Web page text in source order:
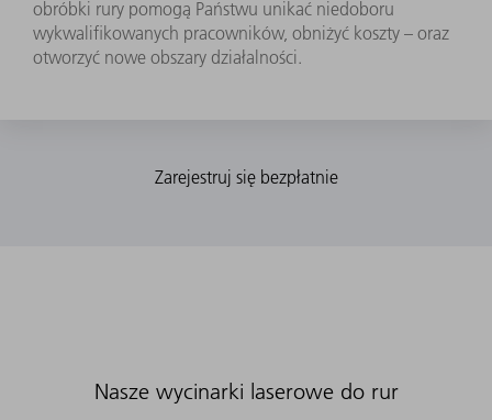
obróbki rury pomogą Państwu unikać niedoboru
wykwalifikowanych pracowników, obniżyć koszty – oraz
otworzyć nowe obszary działalności.
Nasze wycinarki laserowe do rur